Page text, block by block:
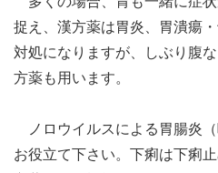
捉え、漢方薬は胃炎、胃潰瘍
対処になりますが、しぶり腹
方薬も用います。
ノロウイルスによる胃腸炎
お役立て下さい。下痢は下痢